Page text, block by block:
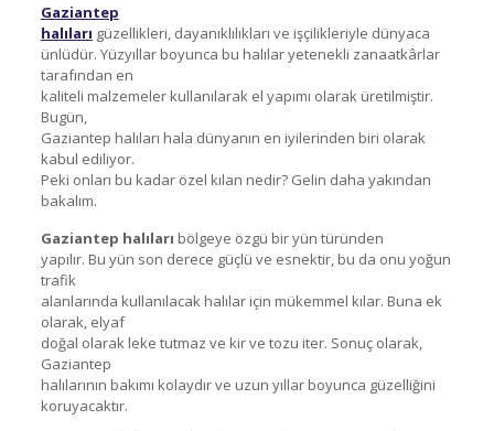
Gaziantep
halıları güzellikleri, dayanıklılıkları ve işçilikleriyle dünyaca
ünlüdür. Yüzyıllar boyunca bu halılar yetenekli zanaatkârlar
tarafından en
kaliteli malzemeler kullanılarak el yapımı olarak üretilmiştir.
Bugün,
Gaziantep halıları hala dünyanın en iyilerinden biri olarak
kabul ediliyor.
Peki onları bu kadar özel kılan nedir? Gelin daha yakından
bakalım.
Gaziantep halıları bölgeye özgü bir yün türünden
yapılır. Bu yün son derece güçlü ve esnektir, bu da onu yoğun
trafik
alanlarında kullanılacak halılar için mükemmel kılar. Buna ek
olarak, elyaf
doğal olarak leke tutmaz ve kir ve tozu iter. Sonuç olarak,
Gaziantep
halılarının bakımı kolaydır ve uzun yıllar boyunca güzelliğini
koruyacaktır.